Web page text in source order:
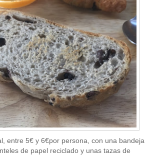
entre 5€ y 6€por persona, con una bandeja
de papel reciclado y unas tazas de